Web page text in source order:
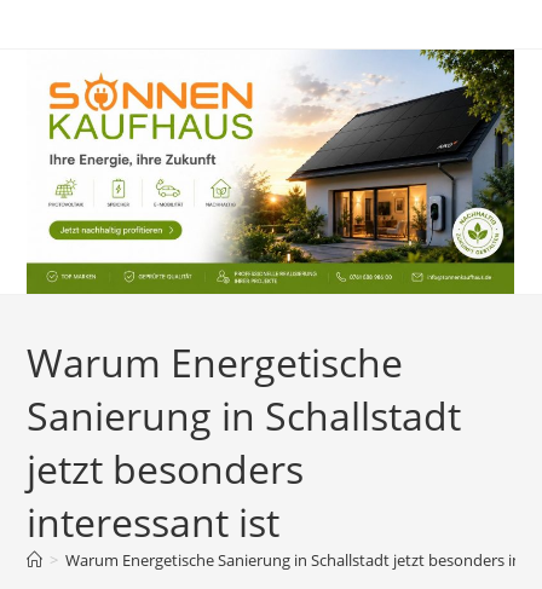
Warum Energetische
Sanierung in Schallstadt
jetzt besonders
interessant ist
> Warum Energetische Sanierung in Schallstadt jetzt besonders